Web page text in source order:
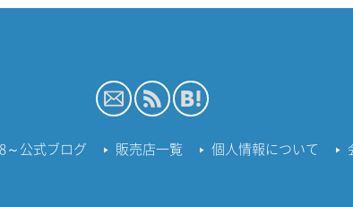
～公式ブログ 販売店一覧 個人情報について